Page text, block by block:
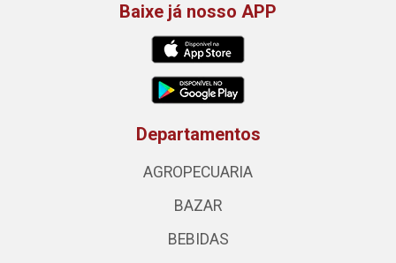
Baixe já nosso APP
Departamentos
AGROPECUARIA
BAZAR
BEBIDAS